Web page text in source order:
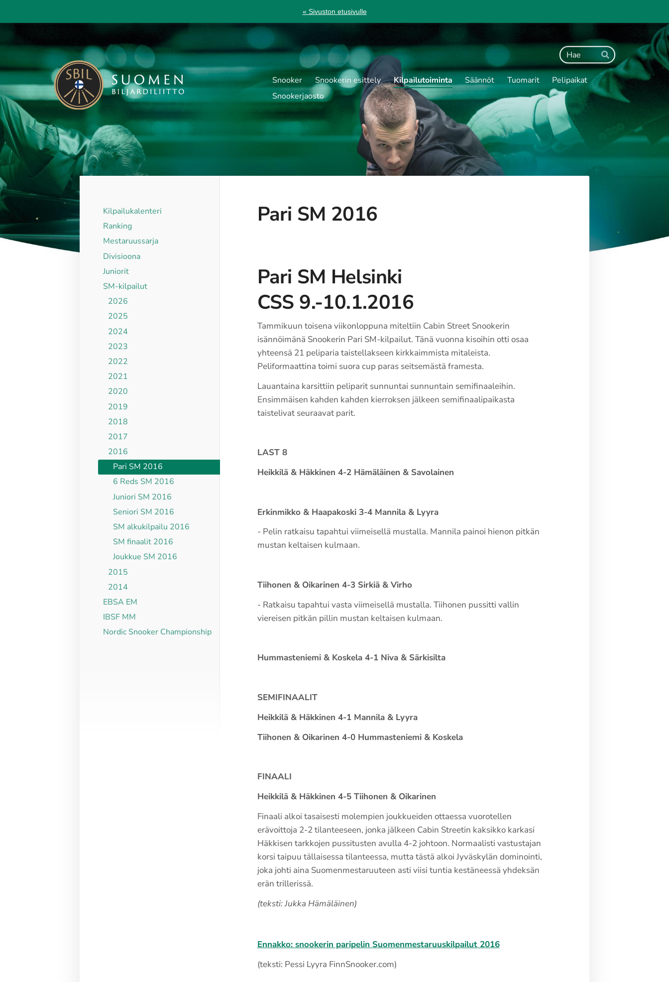
sivun
« Sivuston etusivulle
Haku
Hae
Suomen Biljardiliitto ry
Snooker Snookerin esittely Kilpailutoiminta Säännöt Tuomarit
Pelipaikat
Snookerjaosto
Kilpailukalenteri
Ranking
Mestaruussarja
Divisioona
Juniorit
SM-kilpailut
2026
2025
2024
2023
2022
2021
2020
2019
2018
2017
2016
Pari SM 2016
6 Reds SM 2016
Juniori SM 2016
Seniori SM 2016
SM alkukilpailu 2016
SM finaalit 2016
Joukkue SM 2016
2015
2014
EBSA EM
IBSF MM
Nordic Snooker Championship
Pari SM 2016
Pari SM Helsinki
CSS 9.-10.1.2016
Tammikuun toisena viikonloppuna miteltiin Cabin Street Snookerin
isännöimänä Snookerin Pari SM-kilpailut. Tänä vuonna kisoihin otti osaa
yhteensä 21 peliparia taistellakseen kirkkaimmista mitaleista.
Peliformaattina toimi suora cup paras seitsemästä framesta.
Lauantaina karsittiin peliparit sunnuntai sunnuntain semifinaaleihin.
Ensimmäisen kahden kahden kierroksen jälkeen semifinaalipaikasta
taistelivat seuraavat parit.
LAST 8
Heikkilä & Häkkinen 4-2 Hämäläinen & Savolainen
Erkinmikko & Haapakoski 3-4 Mannila & Lyyra
- Pelin ratkaisu tapahtui viimeisellä mustalla. Mannila painoi hienon pitkän
mustan keltaisen kulmaan.
Tiihonen & Oikarinen 4-3 Sirkiä & Virho
- Ratkaisu tapahtui vasta viimeisellä mustalla. Tiihonen pussitti vallin
viereisen pitkän pillin mustan keltaisen kulmaan.
Hummasteniemi & Koskela 4-1 Niva & Särkisilta
SEMIFINAALIT
Heikkilä & Häkkinen 4-1 Mannila & Lyyra
Tiihonen & Oikarinen 4-0 Hummasteniemi & Koskela
FINAALI
Heikkilä & Häkkinen 4-5 Tiihonen & Oikarinen
Finaali alkoi tasaisesti molempien joukkueiden ottaessa vuorotellen
erävoittoja 2-2 tilanteeseen, jonka jälkeen Cabin Streetin kaksikko karkasi
Häkkisen tarkkojen pussitusten avulla 4-2 johtoon. Normaalisti vastustajan
korsi taipuu tällaisessa tilanteessa, mutta tästä alkoi Jyväskylän dominointi,
joka johti aina Suomenmestaruuteen asti viisi tuntia kestäneessä yhdeksän
erän trillerissä.
(teksti: Jukka Hämäläinen)
Ennakko: snookerin paripelin Suomenmestaruuskilpailut 2016
(teksti: Pessi Lyyra FinnSnooker.com)